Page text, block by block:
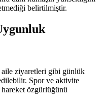
belirtilmiştir.
ziyaretleri gibi günlük
Spor ve aktivite
özgürlüğünü